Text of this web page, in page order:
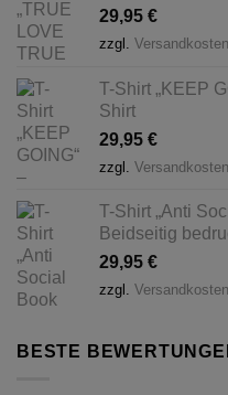
29,95 €
zzgl. Versandkosten
T-Shirt „KEEP
Shirt
29,95 €
zzgl. Versandkosten
T-Shirt „Anti
Beidseitig
29,95 €
zzgl. Versandkosten
BESTE